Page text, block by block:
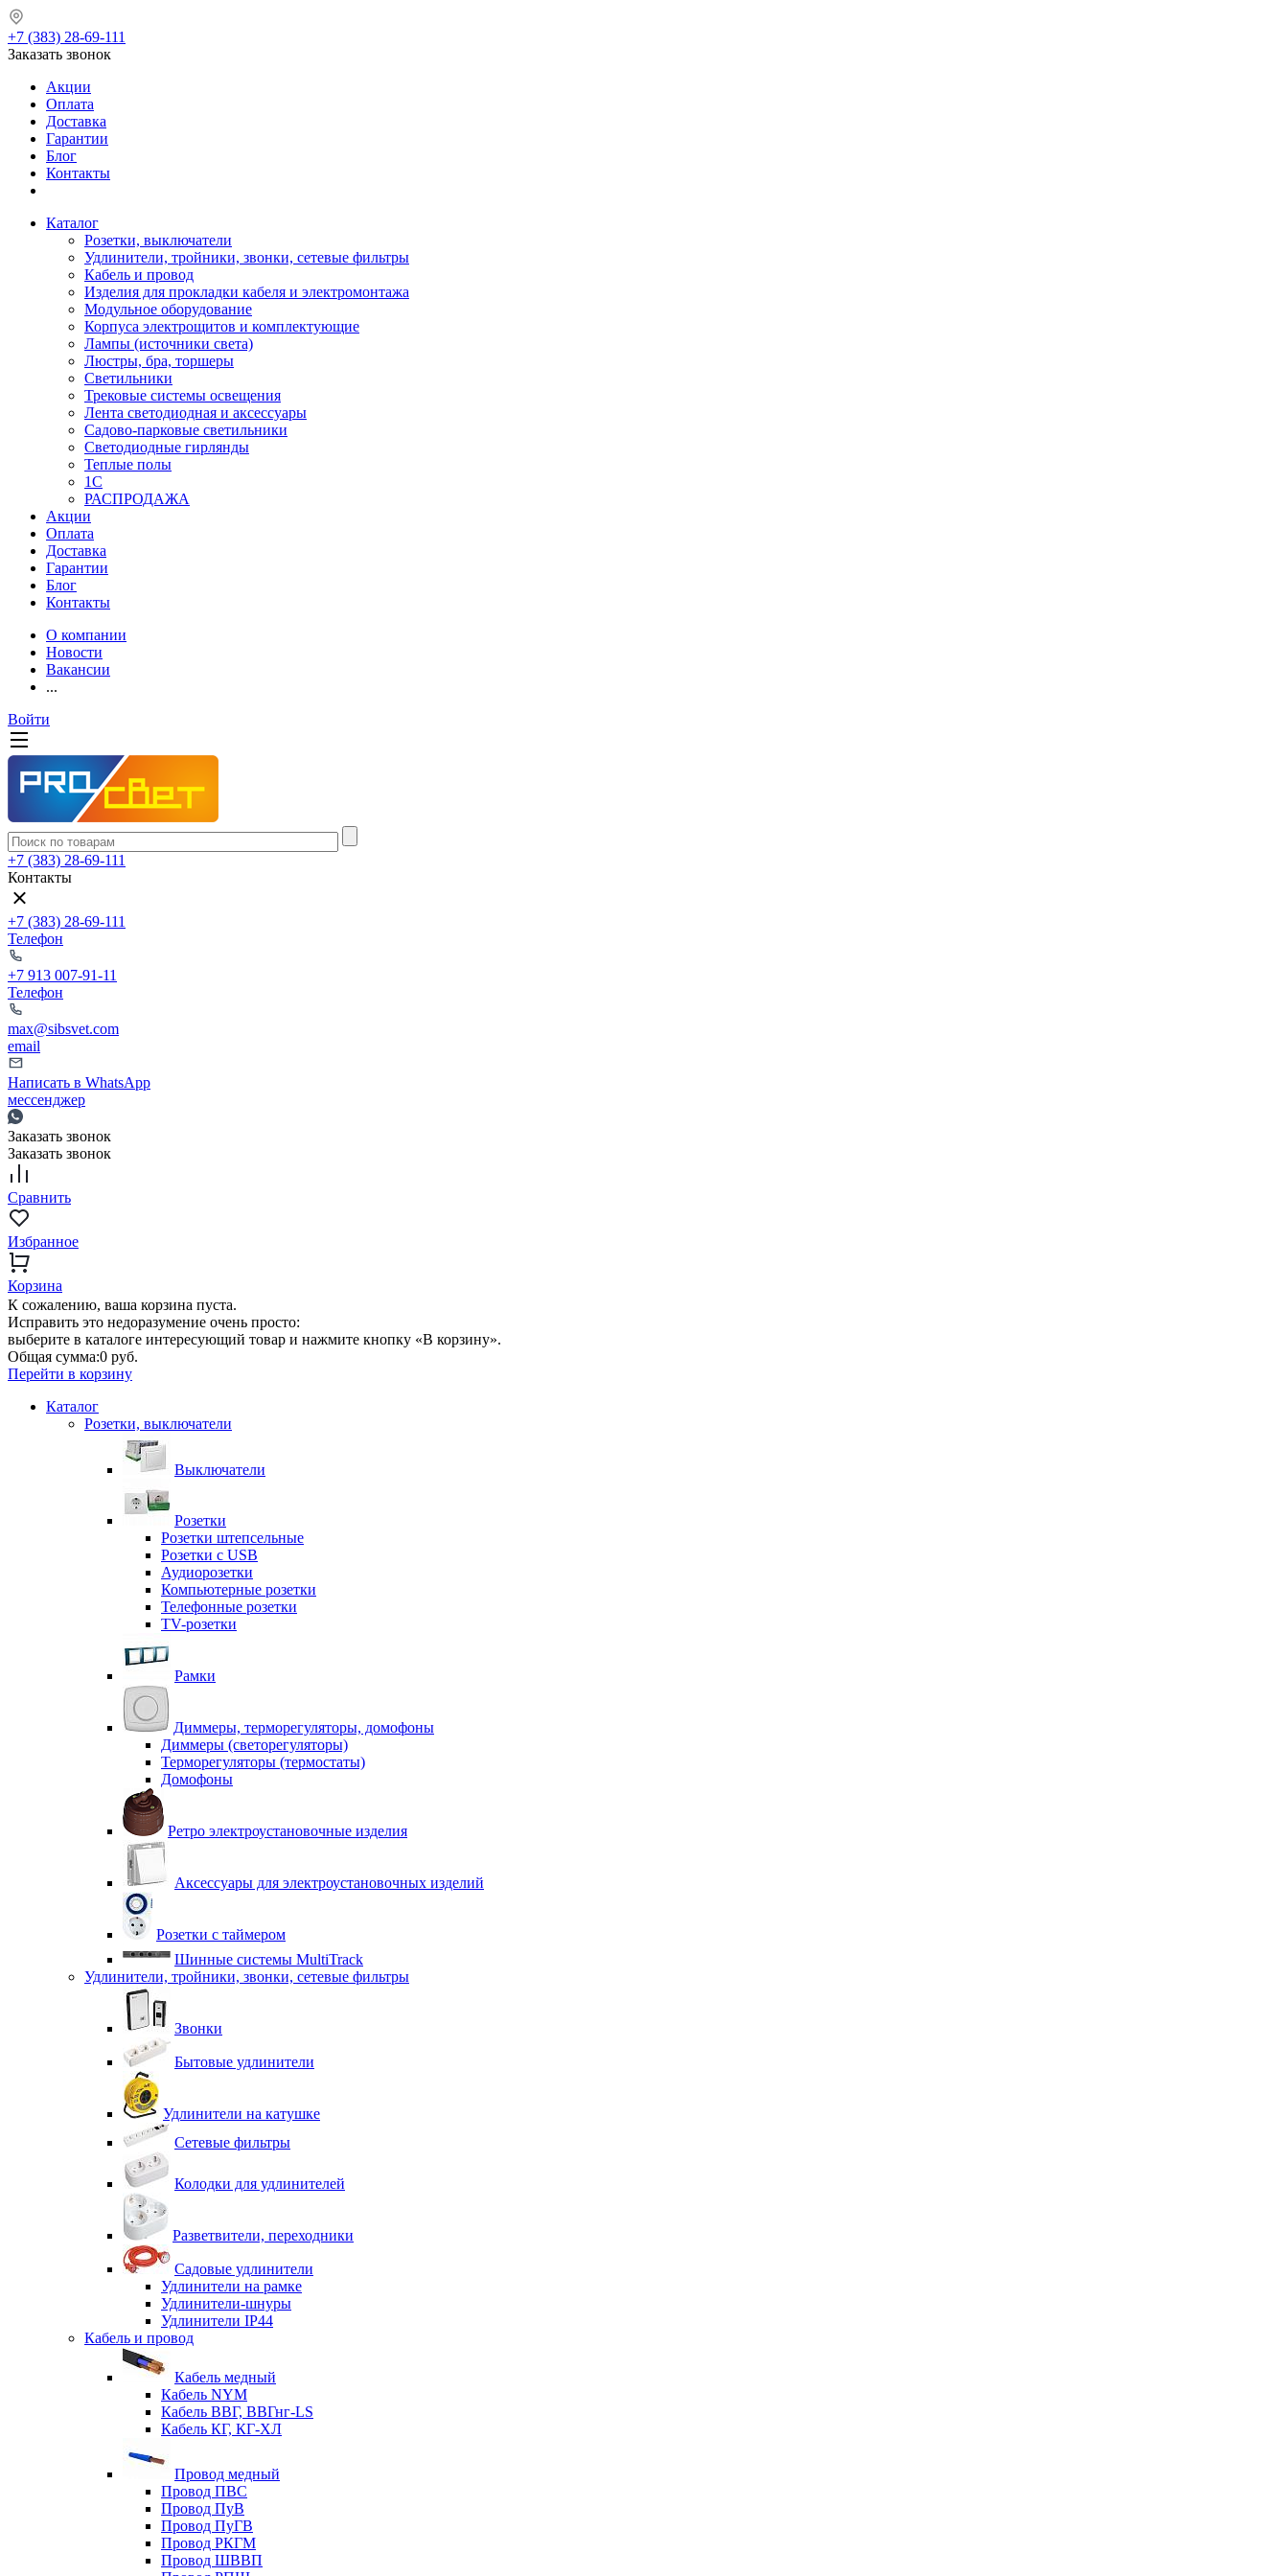
+7 (383) 28-69-111
Заказать звонок
Акции
Оплата
Доставка
Гарантии
Блог
Контакты
Каталог
Розетки, выключатели
Удлинители, тройники, звонки, сетевые фильтры
Кабель и провод
Изделия для прокладки кабеля и электромонтажа
Модульное оборудование
Корпуса электрощитов и комплектующие
Лампы (источники света)
Люстры, бра, торшеры
Светильники
Трековые системы освещения
Лента светодиодная и аксессуары
Садово-парковые светильники
Светодиодные гирлянды
Теплые полы
1С
РАСПРОДАЖА
Акции
Оплата
Доставка
Гарантии
Блог
Контакты
О компании
Новости
Вакансии
...
Войти
+7 (383) 28-69-111
Контакты
+7 (383) 28-69-111
Телефон
+7 913 007-91-11
Телефон
max@sibsvet.com
email
Написать в WhatsApp
мессенджер
Заказать звонок
Заказать звонок
Сравнить
Избранное
Корзина
К сожалению, ваша корзина пуста.
Исправить это недоразумение очень просто:
выберите в каталоге интересующий товар и нажмите кнопку «В корзину».
Общая сумма:0 руб.
Перейти в корзину
Каталог
Розетки, выключатели
Выключатели
Розетки
Розетки штепсельные
Розетки с USB
Аудиорозетки
Компьютерные розетки
Телефонные розетки
TV-розетки
Рамки
Диммеры, терморегуляторы, домофоны
Диммеры (светорегуляторы)
Терморегуляторы (термостаты)
Домофоны
Ретро электроустановочные изделия
Аксессуары для электроустановочных изделий
Розетки с таймером
Шинные системы MultiTrack
Удлинители, тройники, звонки, сетевые фильтры
Звонки
Бытовые удлинители
Удлинители на катушке
Сетевые фильтры
Колодки для удлинителей
Разветвители, переходники
Садовые удлинители
Удлинители на рамке
Удлинители-шнуры
Удлинители IP44
Кабель и провод
Кабель медный
Кабель NYM
Кабель ВВГ, ВВГнг-LS
Кабель КГ, КГ-ХЛ
Провод медный
Провод ПВС
Провод ПуВ
Провод ПуГВ
Провод РКГМ
Провод ШВВП